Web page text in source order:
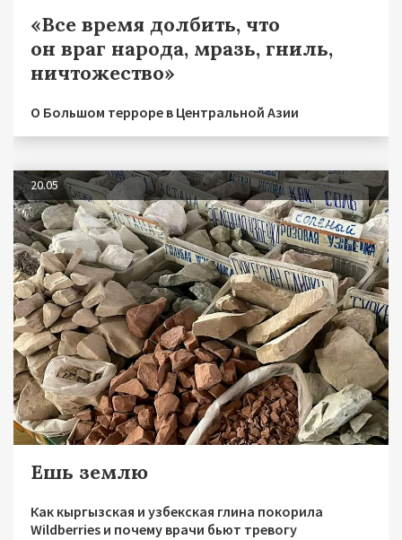
«Все время долбить, что
он враг народа, мразь, гниль,
ничтожество»
О Большом терроре в Центральной Азии
20.05
Ешь землю
Как кыргызская и узбекская глина покорила
Wildberries и почему врачи бьют тревогу